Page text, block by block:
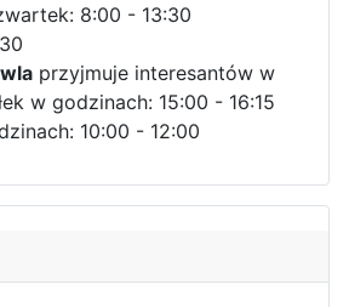
8:00 - 13:30
przyjmuje interesantów w
w godzinach: 15:00 - 16:15
10:00 - 12:00